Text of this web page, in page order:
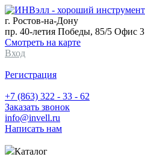
г. Ростов-на-Дону
пр. 40-летия Победы, 85/5 Офис 3
Смотреть на карте
Вход
Регистрация
+7 (863) 322 - 33 - 62
Заказать звонок
info@invell.ru
Написать нам
Каталог